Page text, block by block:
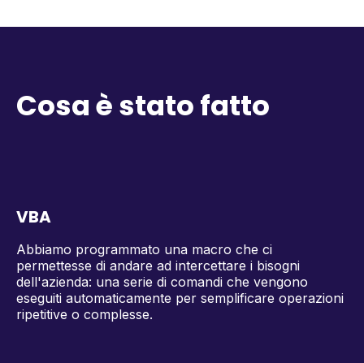
Cosa è stato fatto
VBA
Abbiamo programmato una macro che ci
permettesse di andare ad intercettare i bisogni
dell'azienda: una serie di comandi che vengono
eseguiti automaticamente per semplificare operazioni
ripetitive o complesse.